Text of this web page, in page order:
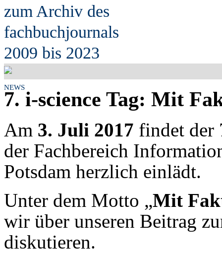
zum Archiv des
fachbuchjournals
2009 bis 2023
NEWS
7. i-science Tag: Mit
Am 3. Juli 2017 findet der
der Fachbereich
Potsdam herzlich einlädt.
Unter dem Motto „Mit
wir über unseren Beitrag
diskutieren.